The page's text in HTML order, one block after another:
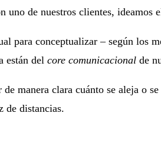
uno de nuestros clientes, ideamos
para conceptualizar – según los
están del core comunicacional de
manera clara cuánto se aleja o
de distancias.